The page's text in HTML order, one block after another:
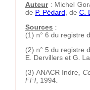
Auteur: Michel
de P. Pédard , de C.
Sources :
(1) n° 6 du registre
(2) n° 5 du registre
E. Dervillers et G.
(3)ANACR Indre,
FFI , 1994.